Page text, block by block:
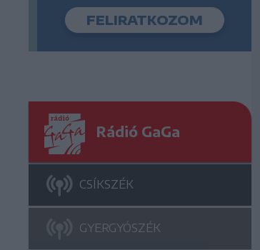
Rádió GaGa
CSÍKSZÉK
GYERGYÓSZÉK